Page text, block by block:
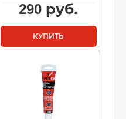
290 руб.
КУПИТЬ